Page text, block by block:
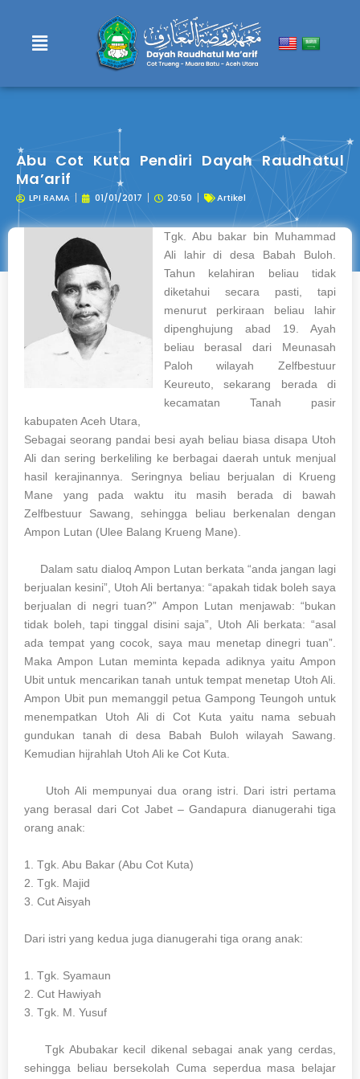
konten
Abu Cot Kuta Pendiri Dayah Raudhatul
Ma’arif
LPI RAMA 01/01/2017 20:50 Artikel
Tgk. Abu bakar bin Muhammad
Ali lahir di desa Babah Buloh.
Tahun kelahiran beliau tidak
diketahui secara pasti, tapi
menurut perkiraan beliau lahir
dipenghujung abad 19. Ayah
beliau berasal dari Meunasah
Paloh wilayah Zelfbestuur
Keureuto, sekarang berada di
kecamatan Tanah pasir
kabupaten Aceh Utara,
Sebagai seorang pandai besi ayah beliau biasa disapa Utoh
Ali dan sering berkeliling ke berbagai daerah untuk menjual
hasil kerajinannya. Seringnya beliau berjualan di Krueng
Mane yang pada waktu itu masih berada di bawah
Zelfbestuur Sawang, sehingga beliau berkenalan dengan
Ampon Lutan (Ulee Balang Krueng Mane).
Dalam satu dialoq Ampon Lutan berkata “anda jangan lagi
berjualan kesini”, Utoh Ali bertanya: “apakah tidak boleh saya
berjualan di negri tuan?” Ampon Lutan menjawab: “bukan
tidak boleh, tapi tinggal disini saja”, Utoh Ali berkata: “asal
ada tempat yang cocok, saya mau menetap dinegri tuan”.
Maka Ampon Lutan meminta kepada adiknya yaitu Ampon
Ubit untuk mencarikan tanah untuk tempat menetap Utoh Ali.
Ampon Ubit pun memanggil petua Gampong Teungoh untuk
menempatkan Utoh Ali di Cot Kuta yaitu nama sebuah
gundukan tanah di desa Babah Buloh wilayah Sawang.
Kemudian hijrahlah Utoh Ali ke Cot Kuta.
Utoh Ali mempunyai dua orang istri. Dari istri pertama
yang berasal dari Cot Jabet – Gandapura dianugerahi tiga
orang anak:
1. Tgk. Abu Bakar (Abu Cot Kuta)
2. Tgk. Majid
3. Cut Aisyah
Dari istri yang kedua juga dianugerahi tiga orang anak:
1. Tgk. Syamaun
2. Cut Hawiyah
3. Tgk. M. Yusuf
Tgk Abubakar kecil dikenal sebagai anak yang cerdas,
sehingga beliau bersekolah Cuma seperdua masa belajar